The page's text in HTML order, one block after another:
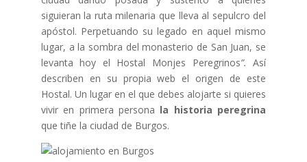
siguieran la ruta milenaria que lleva al sepulcro del
apóstol. Perpetuando su legado en aquel mismo
lugar, a la sombra del monasterio de San Juan, se
levanta hoy el Hostal Monjes Peregrinos”.Así
describen en su propia web el origen de este
Hostal. Un lugar en el que debes alojarte si quieres
vivir en primera persona la historia peregrina
que tiñe la ciudad de Burgos.